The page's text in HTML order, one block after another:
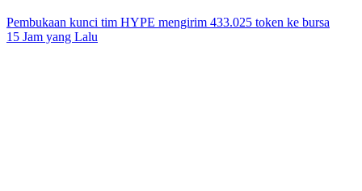
Pembukaan kunci tim HYPE mengirim 433.025 token ke bursa
15 Jam yang Lalu